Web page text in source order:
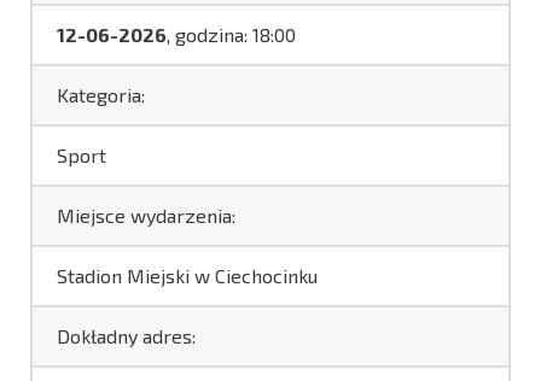
12-06-2026, godzina: 18:00
Kategoria:
Sport
Miejsce wydarzenia:
Stadion Miejski w Ciechocinku
Dokładny adres: